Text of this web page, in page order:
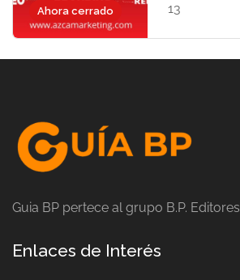
Ahora cerrado
13
Guia BP pertece al grupo B.P. Editores
Enlaces de Interés